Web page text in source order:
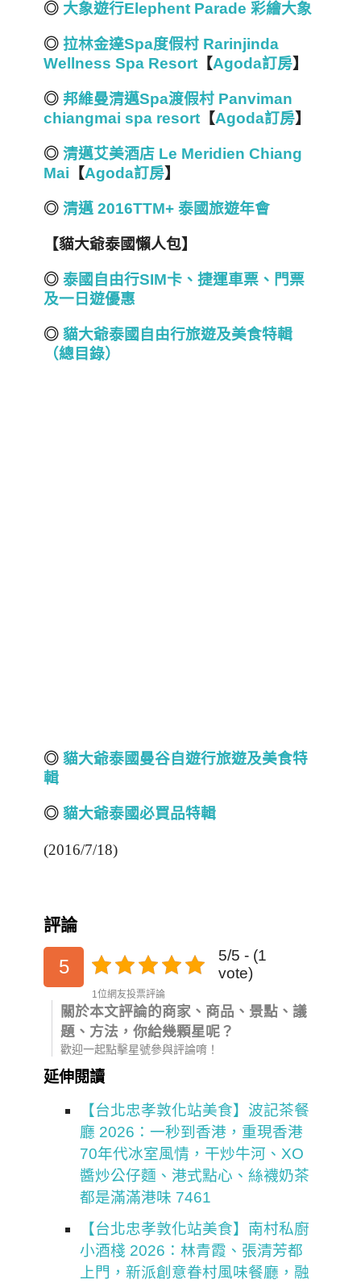
◎ 大象遊行Elephent Parade 彩繪大象
◎ 拉林金達Spa度假村 Rarinjinda
Wellness Spa Resort 【Agoda訂房】
◎ 邦維曼清邁Spa渡假村 Panviman
chiangmai spa resort 【Agoda訂房】
◎ 清邁艾美酒店 Le Meridien Chiang
Mai 【Agoda訂房】
◎ 清邁 2016TTM+ 泰國旅遊年會
【貓大爺泰國懶人包】
◎ 泰國自由行SIM卡、捷運車票、門票
及一日遊優惠
◎ 貓大爺泰國自由行旅遊及美食特輯
（總目錄）
◎ 貓大爺泰國曼谷自遊行旅遊及美食特
輯
◎ 貓大爺泰國必買品特輯
(2016/7/18)
評論
5
5/5 - (1
vote)
1位網友投票評論
關於本文評論的商家、商品、景點、議
題、方法，你給幾顆星呢？
歡迎一起點擊星號參與評論唷！
延伸閱讀
【台北忠孝敦化站美食】波記茶餐
廳 2026：一秒到香港，重現香港
70年代冰室風情，干炒牛河、XO
醬炒公仔麵、港式點心、絲襪奶茶
都是滿滿港味 7461
【台北忠孝敦化站美食】南村私廚
小酒棧 2026：林青霞、張清芳都
上門，新派創意眷村風味餐廳，融